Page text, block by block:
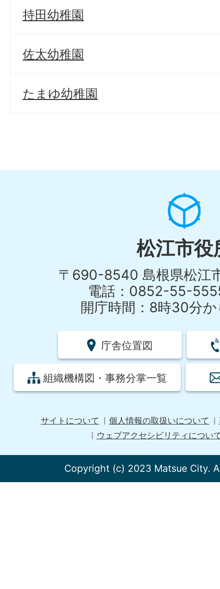
持田幼稚園
佐太幼稚園
たまゆ幼稚園
松江市役
〒690-8540 島根県松江
電話：0852-55-
開庁時間：8時30分
庁舎位置図
組織機構図・事務分掌一覧
サイトについて 個人情報の取扱いについて
ウェブアクセシビリティについ
Copyright (c) 2023 Matsue City.